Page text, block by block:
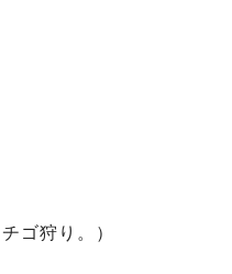
ゴ狩り。）